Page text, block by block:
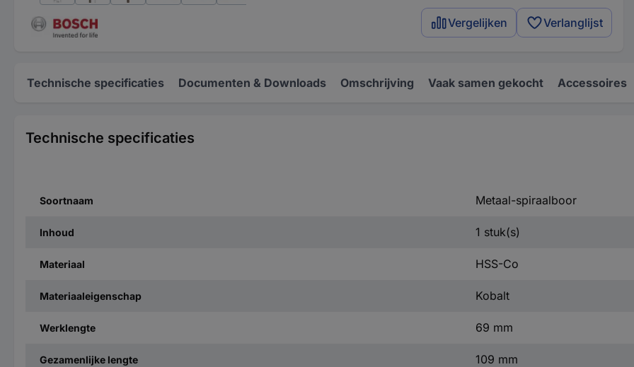
Vergelijken Verlanglijst
Technische specificaties Documenten & Downloads Omschrijving Vaak samen gekocht Accessoires
Technische specificaties
Soortnaam Metaal-spiraalboor
Inhoud 1 stuk(s)
Materiaal HSS-Co
Materiaaleigenschap Kobalt
Werklengte 69 mm
Gezamenlijke lengte 109 mm